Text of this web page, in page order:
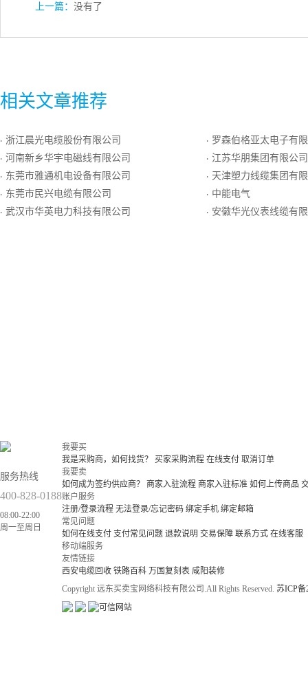
上一篇： 没有了
相关文章推荐
· 浙江晨光电缆股份有限公司
· 河南新乡华宇电磁线有限公司
· 东莞市雅通机电设备有限公司
· 东莞市民兴电缆有限公司
· 武汉市华英电力科技有限公司
· 罗森伯格亚太电子有
· 江苏华朋集团有限公司
· 天津塑力线缆集团有
· 中能电气
· 安徽华光仪表线缆有
服务热线
400-828-0188
08:00-22:00
周一至周日
我要买
我是采购商，如何找货？
买家采购流程 在线支付 取消订单
我要卖
如何成为签约供应商？
商家入驻流程 商家入驻标准 如何上传商品
账户服务
注册/登录流程 无法登录/忘记密码 绑定手机 绑定邮箱
常见问题
如何在线支付 支付常见问题 退款说明 交易保障 联系方式 在线客服
移动端服务
友情链接
西安电缆回收 铁路百科 万国复刻表 咸阳装修
Copyright 远东买卖宝网络科技有限公司.All Rights Reserved. 苏ICP备